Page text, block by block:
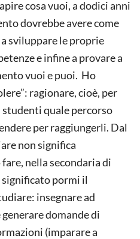
cosa vuoi, a dodici anni
dovrebbe avere come
sviluppare le proprie
e infine a provare a
vuoi e puoi. Ho
ragionare, cioè, per
quale percorso
per raggiungerli. Dal
non significa
nella secondaria di
significato pormi il
insegnare ad
domande di
(imparare a